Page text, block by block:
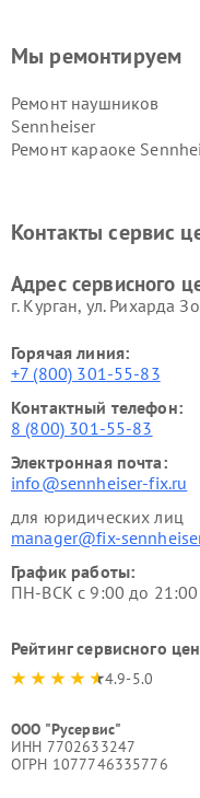
Мы ремонтируем
Ремонт наушников
Sennheiser
Ремонт караоке
Контакты сервис
Адрес сервисного
г. Курган, ул. Рихарда
Горячая линия:
+7 (800) 301-55-83
Контактный телефон:
8 (800) 301-55-83
Электронная почта:
info@sennheiser-fix.ru
для юридических лиц
manager@fix-
График работы:
ПН-ВСК с 9:00 до
Рейтинг сервисного
4.9-5.0
ООО "Русервис"
ИНН 7702633247
ОГРН 1077746335776